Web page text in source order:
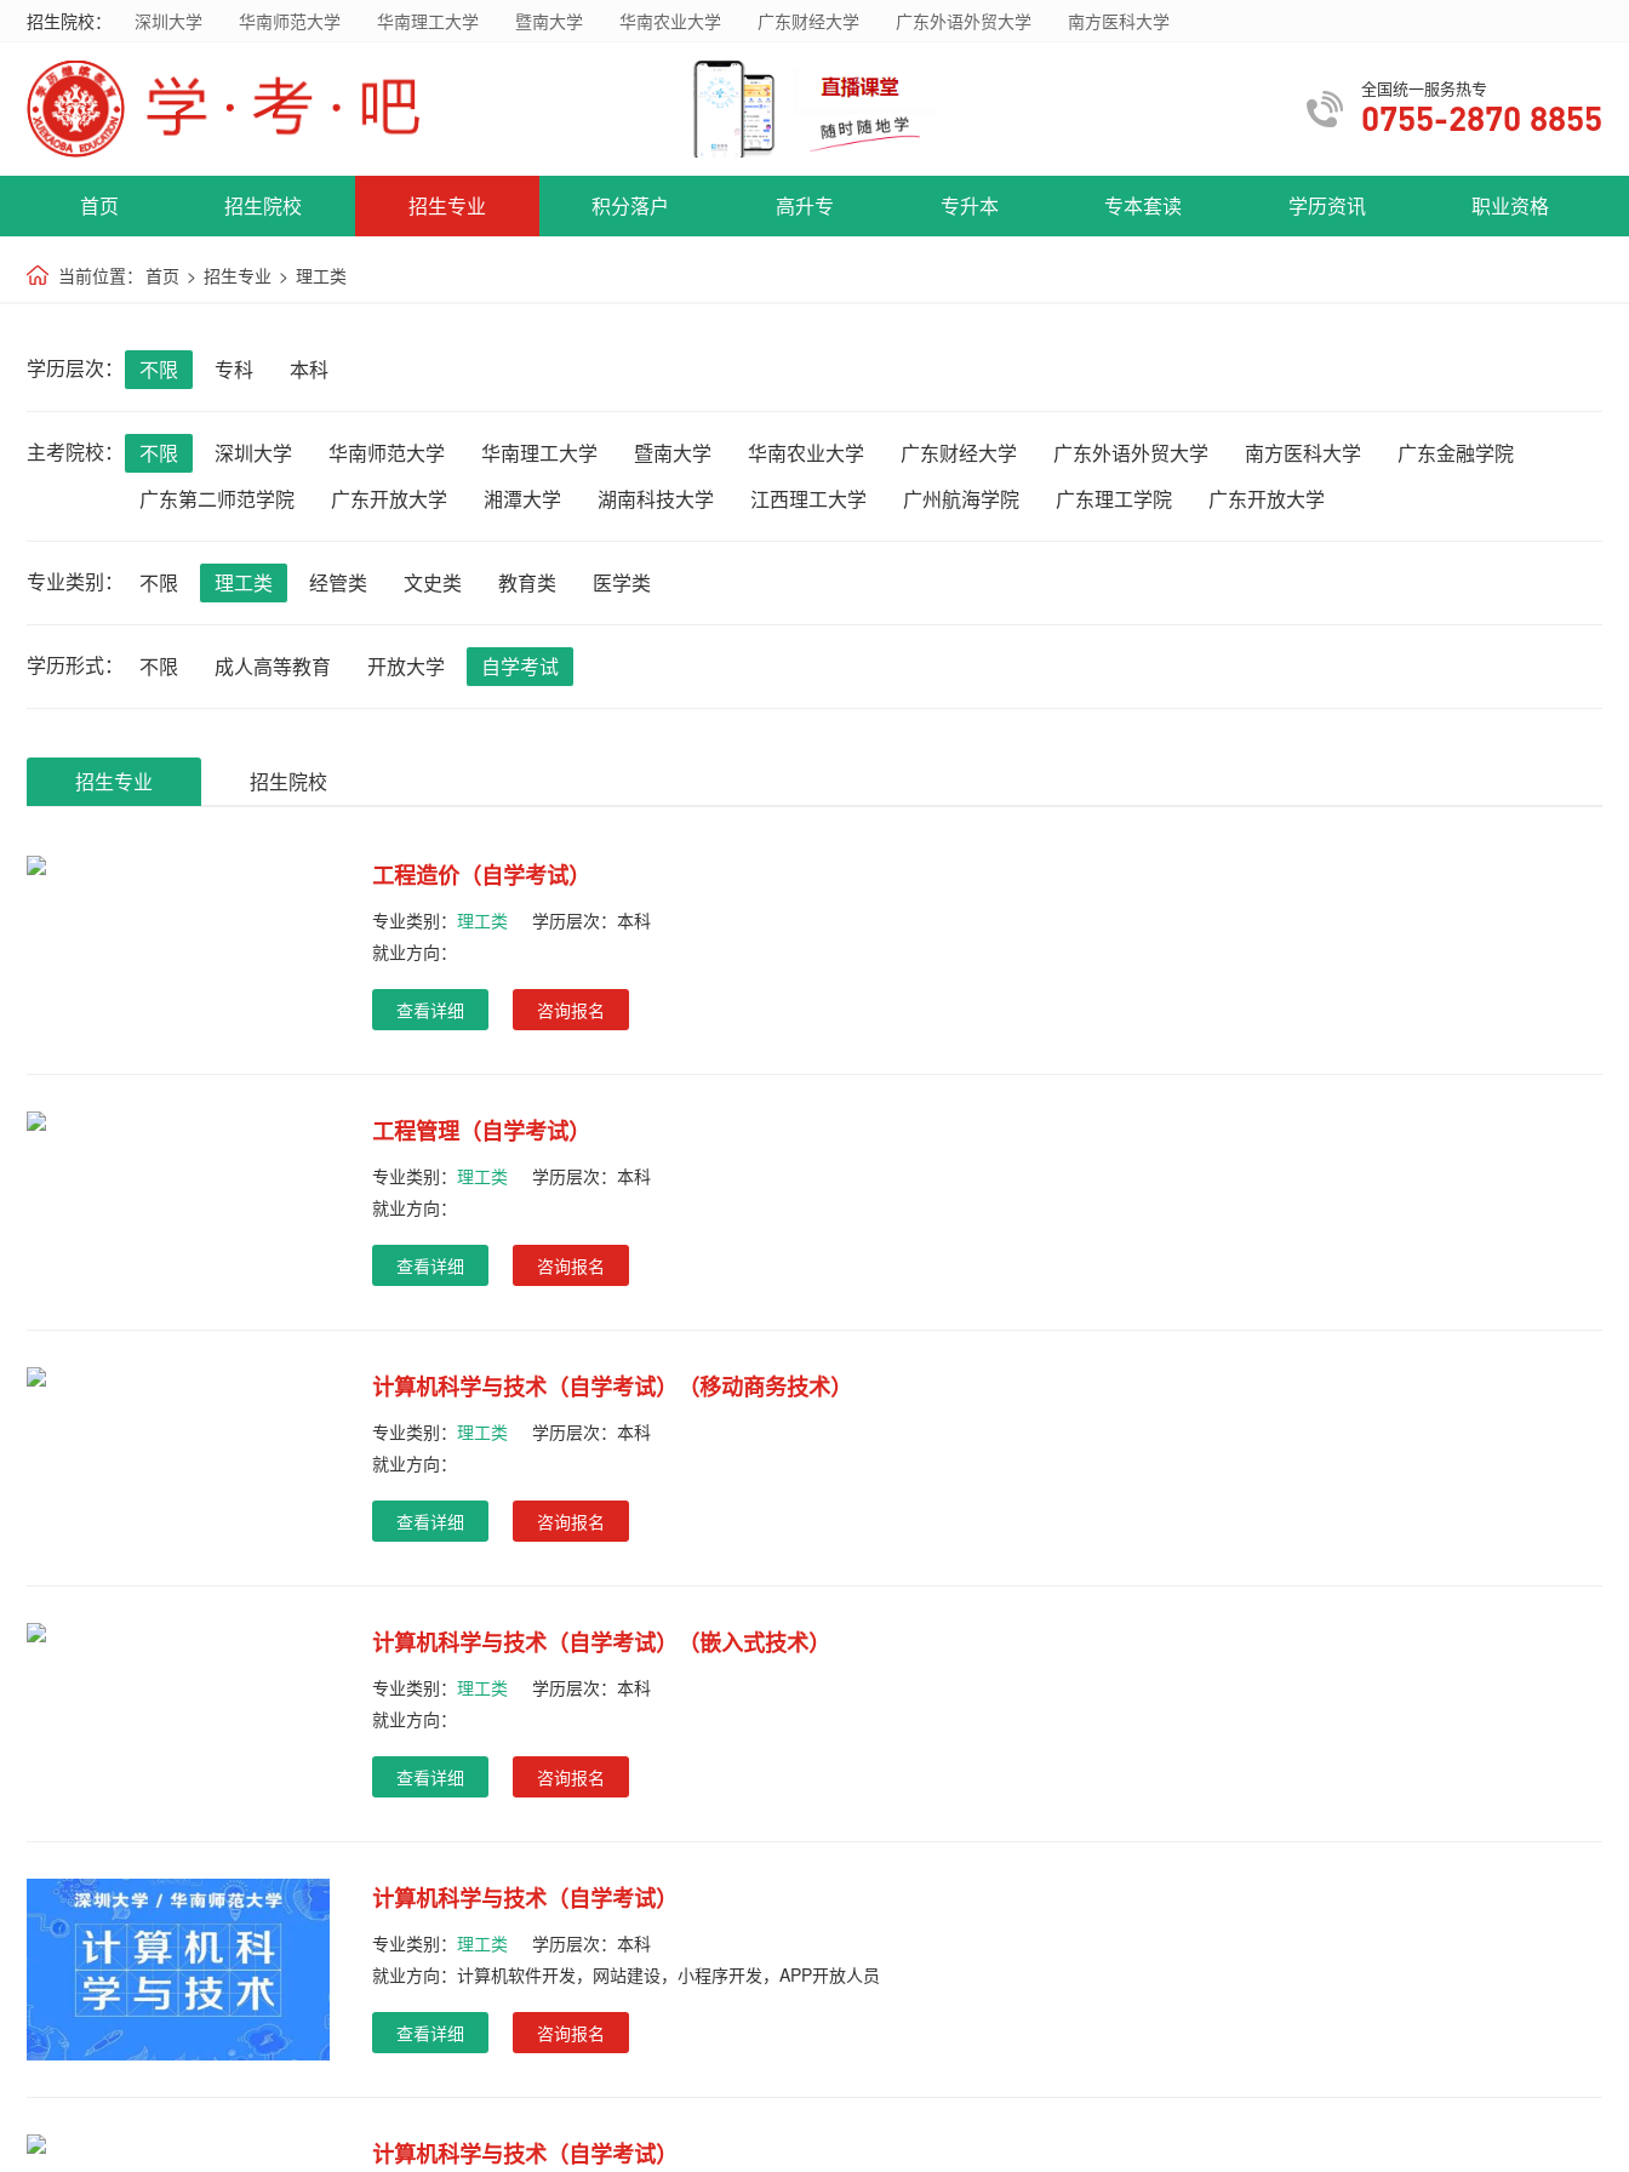
招生院校： 深圳大学 华南师范大学 华南理工大学 暨南大学 华南农业大学 广东财经大学 广东外语外贸大学 南方医科大学
全国统一服务热专
0755-2870 8855
首页 招生院校 招生专业 积分落户 高升专 专升本 专本套读 学历资讯 职业资格
当前位置： 首页 > 招生专业 > 理工类
学历层次： 不限 专科 本科
主考院校： 不限 深圳大学 华南师范大学 华南理工大学 暨南大学 华南农业大学 广东财经大学 广东外语外贸大学 南方医科大学
广东金融学院
广东第二师范学院
广东开放大学 湘潭大学 湖南科技大学 江西理工大学 广州航海学院 广东理工学院 广东开放大学
专业类别： 不限 理工类 经管类 文史类 教育类 医学类
学历形式： 不限 成人高等教育 开放大学 自学考试
招生专业 招生院校
工程造价（自学考试）
专业类别： 理工类 学历层次： 本科
就业方向：
查看详细 咨询报名
工程管理（自学考试）
专业类别： 理工类 学历层次： 本科
就业方向：
查看详细 咨询报名
计算机科学与技术（自学考试）（移动商务技术）
专业类别： 理工类 学历层次： 本科
就业方向：
查看详细 咨询报名
计算机科学与技术（自学考试）（嵌入式技术）
专业类别： 理工类 学历层次： 本科
就业方向：
查看详细 咨询报名
计算机科学与技术（自学考试）
专业类别： 理工类 学历层次： 本科
就业方向：计算机软件开发，网站建设，小程序开发，APP开放人员
查看详细 咨询报名
计算机科学与技术（自学考试）